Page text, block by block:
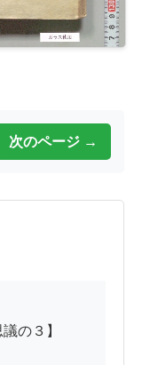
次のページ →